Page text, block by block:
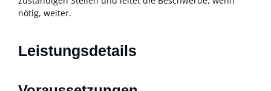
nötig, weiter.
Leistungsdetails